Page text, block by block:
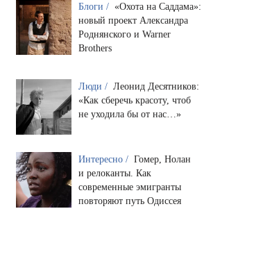
Блоги / «Охота на Саддама»:
новый проект Александра
Роднянского и Warner
Brothers
Люди / Леонид Десятников:
«Как сберечь красоту, чтоб
не уходила бы от нас…»
Интересно / Гомер, Нолан
и релоканты. Как
современные эмигранты
повторяют путь Одиссея